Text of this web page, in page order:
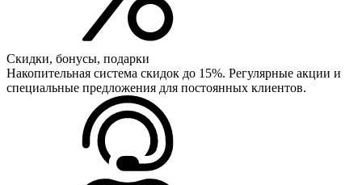
Скидки, бонусы, подарки
Накопительная система скидок до 15%. Регулярные акции и
специальные предложения для постоянных клиентов.